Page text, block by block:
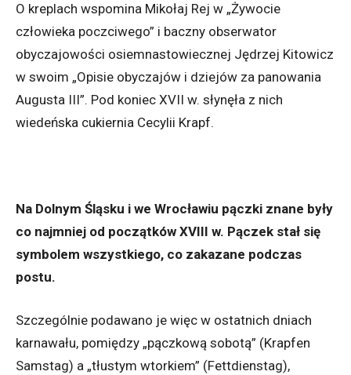
O kreplach wspomina Mikołaj Rej w „Żywocie
człowieka poczciwego” i baczny obserwator
obyczajowości osiemnastowiecznej Jędrzej Kitowicz
w swoim „Opisie obyczajów i dziejów za panowania
Augusta III”. Pod koniec XVII w. słynęła z nich
wiedeńska cukiernia Cecylii Krapf.
Na Dolnym Śląsku i we Wrocławiu pączki znane były
co najmniej od początków XVIII w. Pączek stał się
symbolem wszystkiego, co zakazane podczas
postu.
Szczególnie podawano je więc w ostatnich dniach
karnawału, pomiędzy „pączkową sobotą” (Krapfen
Samstag) a „tłustym wtorkiem” (Fettdienstag),